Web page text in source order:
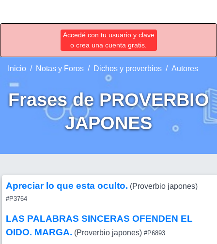
Accedé con tu usuario y clave
o crea una cuenta gratis.
Inicio Notas y Foros Dichos y proverbios Autores
Frases de PROVERBIO
JAPONES
Apreciar lo que esta oculto. (Proverbio japones)
#P3764
LAS PALABRAS SINCERAS OFENDEN EL
OIDO. MARGA. (Proverbio japones) #P6893